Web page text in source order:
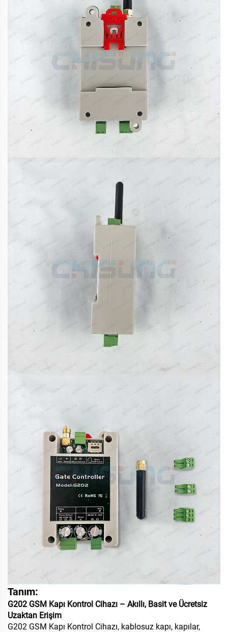
Tanım:
G202 GSM Kapı Kontrol Cihazı – Akıllı, Basit ve Ücretsiz
Uzaktan Erişim
G202 GSM Kapı Kontrol Cihazı, kablosuz kapı, kapılar,